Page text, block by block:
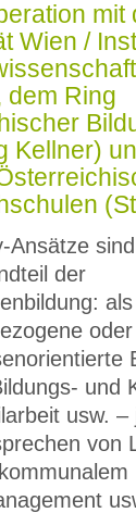
mit
Wien /
dem Ring
Kellner)
Ansätze
der
als
oder
und
usw. –
von